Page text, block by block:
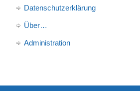
Datenschutzerklärung
Über…
Administration